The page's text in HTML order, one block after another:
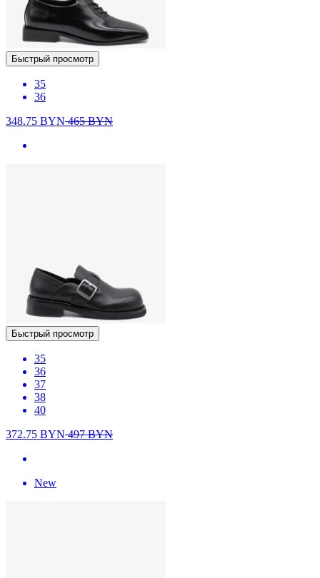
Быстрый просмотр
35
36
348.75 BYN465BYN
Быстрый просмотр
35
36
37
38
40
372.75 BYN497BYN
New